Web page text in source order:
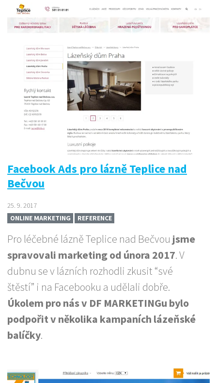
Facebook Ads pro lázně Teplice nad
Bečvou
25. 9. 2017
ONLINE MARKETING
REFERENCE
Pro léčebné lázně Teplice nad Bečvou jsme
spravovali marketing od února 2017. V
dubnu se v lázních rozhodli zkusit “své
štěstí” i na Facebooku a udělali dobře.
Úkolem pro nás v DF MARKETINGu bylo
podpořit v několika kampaních lázeňské
balíčky.